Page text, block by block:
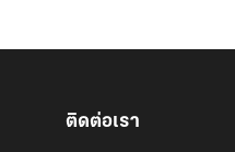
ติดต่อเรา